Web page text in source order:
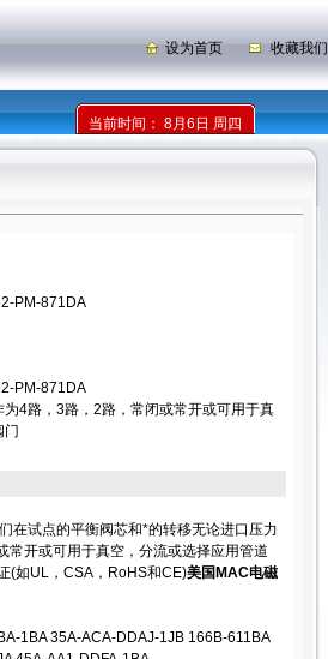
设为首页 收藏我们
当前时间： 8月6日 周四
PM-871DA
PM-871DA
4路，3路，2路，常闭或常开或可用于真
门
在试点的平衡阀芯和*的转移无论进口压力
开或可用于真空，分流或选择应用管道
(如UL，CSA，RoHS和CE)美国MAC电磁
1BA 35A-ACA-DDAJ-1JB 166B-611BA